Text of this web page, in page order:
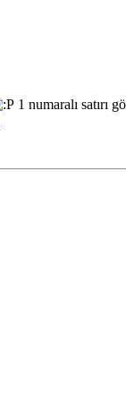
1 numaralı satırı